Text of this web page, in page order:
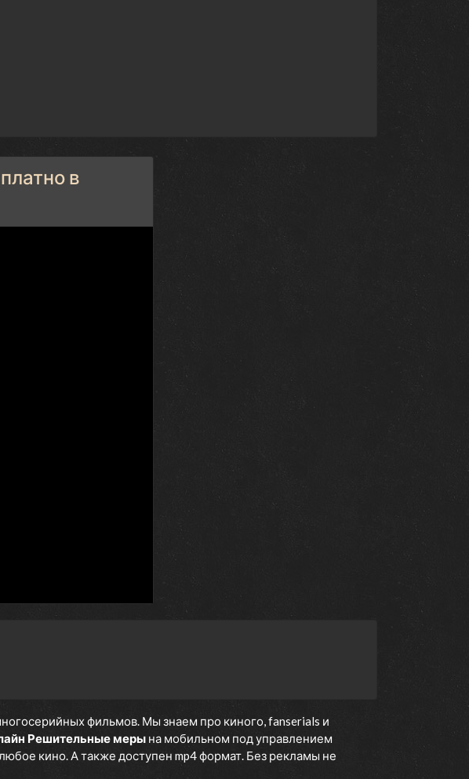
в
фильмов. Мы знаем про киного, fanserials и
Решительные меры на мобильном под управлением
кино. А также доступен mp4 формат. Без рекламы не